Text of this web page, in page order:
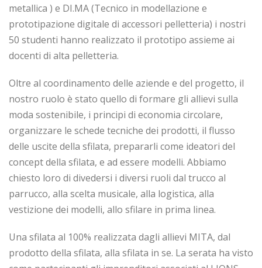
metallica ) e DI.MA (Tecnico in modellazione e
prototipazione digitale di accessori pelletteria) i nostri
50 studenti hanno realizzato il prototipo assieme ai
docenti di alta pelletteria.
Oltre al coordinamento delle aziende e del progetto, il
nostro ruolo è stato quello di formare gli allievi sulla
moda sostenibile, i principi di economia circolare,
organizzare le schede tecniche dei prodotti, il flusso
delle uscite della sfilata, prepararli come ideatori del
concept della sfilata, e ad essere modelli. Abbiamo
chiesto loro di divedersi i diversi ruoli dal trucco al
parrucco, alla scelta musicale, alla logistica, alla
vestizione dei modelli, allo sfilare in prima linea.
Una sfilata al 100% realizzata dagli allievi MITA, dal
prodotto della sfilata, alla sfilata in se. La serata ha visto